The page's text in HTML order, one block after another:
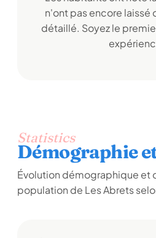
n'ont pas encore laissé
détaillé. Soyez le
Statistics
Démographie
Évolution démographique et
population de Les Abrets